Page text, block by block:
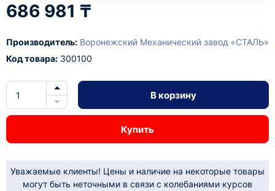
686 981 ₸
Производитель: Воронежский Механический завод «СТАЛЬ»
Код товара: 300100
В корзину
Купить
Уважаемые клиенты! Цены и наличие на некоторые товары
могут быть неточными в связи с колебаниями курсов